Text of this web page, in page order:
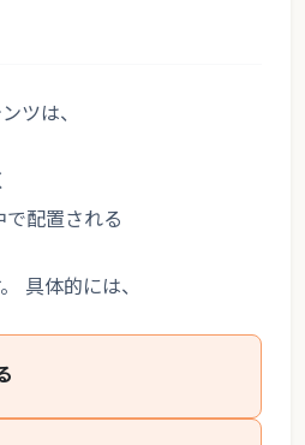
ツは、
配置される
具体的には、